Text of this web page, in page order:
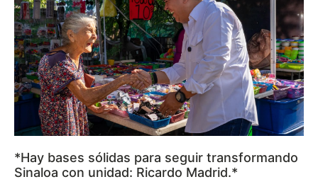
*Hay bases sólidas para seguir transformando
Sinaloa con unidad: Ricardo Madrid.*